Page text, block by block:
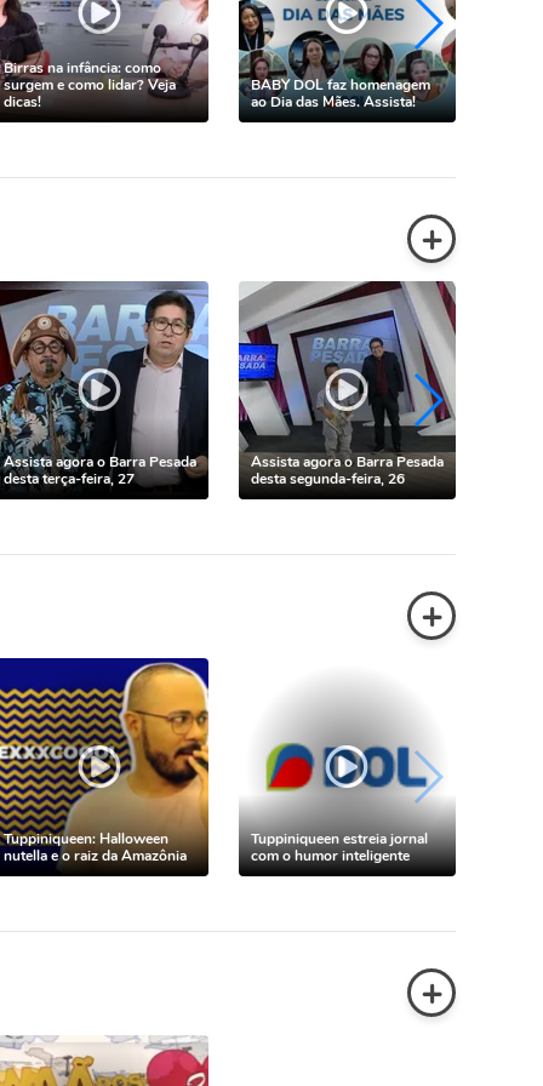
Birras na infância: como
surgem e como lidar? Veja
dicas!
BABY DOL faz homenagem
ao Dia das Mães. Assista!
+
Assista agora o Barra Pesada
desta terça-feira, 27
Assista agora o Barra Pesada
desta segunda-feira, 26
+
Tuppiniqueen: Halloween
nutella e o raiz da Amazônia
Tuppiniqueen estreia jornal
com o humor inteligente
+